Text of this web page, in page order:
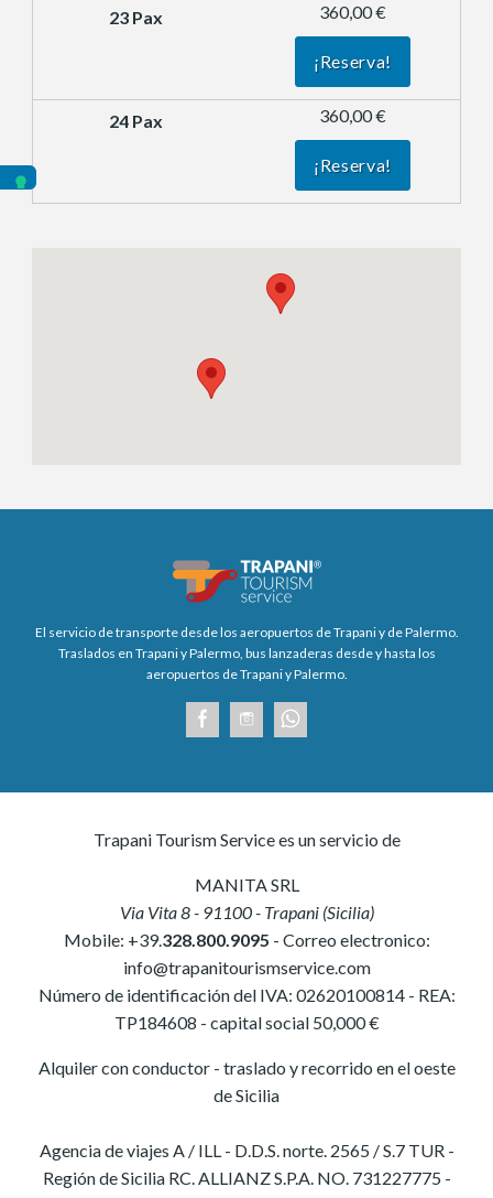
360,00 €
¡Reserva!
360,00 €
¡Reserva!
El servicio de transporte desde los aeropuertos de Trapani y de Palermo.
Traslados en Trapani y Palermo, bus lanzaderas desde y hasta los
aeropuertos de Trapani y Palermo.
Trapani Tourism Service es un servicio de
MANITA SRL
Via Vita 8- 91100- Trapani(Sicilia)
Mobile: +39.328.800.9095 - Correo electronico:
info@trapanitourismservice.com
Número de identificación del IVA: 02620100814- REA:
TP184608 - capital social 50,000 €
Alquiler con conductor - traslado y recorrido en el oeste
de Sicilia
Agencia de viajes A / ILL - D.D.S. norte. 2565 / S.7 TUR -
Región de Sicilia RC. ALLIANZ S.P.A. NO. 731227775 -